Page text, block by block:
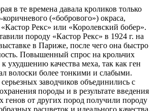
в те времена давала кроликов только
(«бобрового») окраса,
Рекс» или «Королевский бобер».
породу «Кастор Рекс» в 1924 г. на
в Париже, после чего она быстро
Повышенный спрос на крольчих
ухудшению качества меха, так как ген
волоски более тонкими и слабыми.
заводчиков объединились с
породы и в результате введения
от других пород получили породу
расцветок и идеального качества,